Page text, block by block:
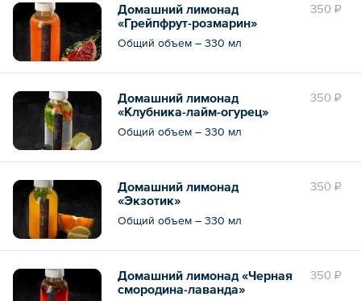
350 ₽
Домашний лимонад
«Грейпфрут-розмарин»
Общий объем – 330 мл
350 ₽
Домашний лимонад
«Клубника-лайм-огурец»
Общий объем – 330 мл
350 ₽
Домашний лимонад
«Экзотик»
Общий объем – 330 мл
350 ₽
Домашний лимонад «Черная
смородина-лаванда»